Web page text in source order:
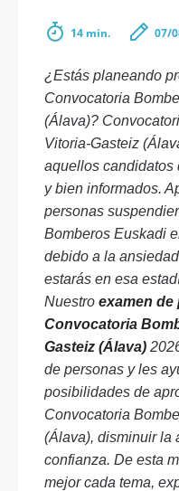
14 min. 07/
¿Estás planeando
Convocatoria
(Álava)?
Vitoria-Gasteiz
aquellos candidatos
y bien informados.
personas
Bomberos Euskadi
debido a la
estarás en esa
Nuestro examen de
Convocatoria
Gasteiz (Álava)
de personas y les
posibilidades de
Convocatoria
(Álava), disminuir la
confianza. De esta
mejor cada tema,